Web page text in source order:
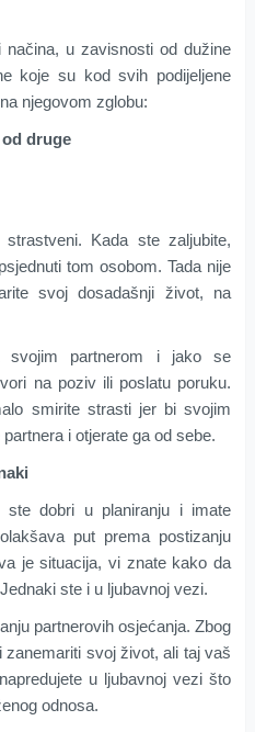
u zavisnosti od dužine
koje su kod svih podijeljene
njegovom zglobu:
druge
Kada ste zaljubite,
tom osobom. Tada nije
svoj dosadašnji život, na
svojim partnerom i jako se
na poziv ili poslatu poruku.
smirite strasti jer bi svojim
i otjerate ga od sebe.
dobri u planiranju i imate
put prema postizanju
je situacija, vi znate kako da
ste i u ljubavnoj vezi.
partnerovih osjećanja. Zbog
svoj život, ali taj vaš
u ljubavnoj vezi što
odnosa.